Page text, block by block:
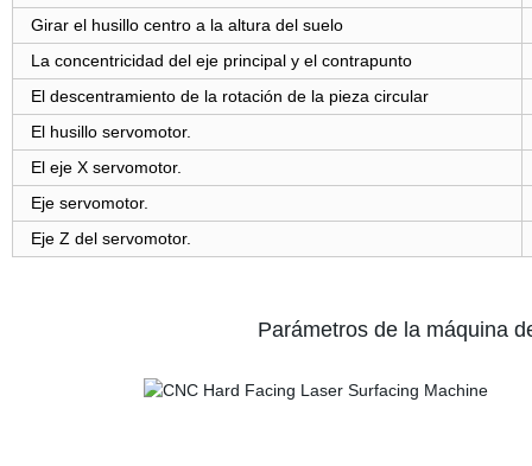
Girar el husillo centro a la altura del suelo
La concentricidad del eje principal y el contrapunto
El descentramiento de la rotación de la pieza circular
El husillo servomotor.
El eje X servomotor.
Eje servomotor.
Eje Z del servomotor.
Parámetros de la máquina